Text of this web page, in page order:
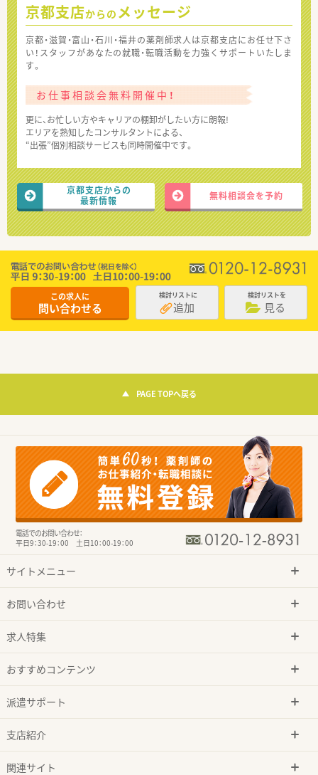
京都支店からの メッセージ
京都・滋賀・富山・石川・福井の薬剤師求人は京都支店にお任せ下さ
い！スタッフがあなたの就職・転職活動を力強くサポートいたしま
す。
お仕事相談会無料開催中！
更に、お忙しい方やキャリアの棚卸がしたい方に朗報!
エリアを熟知したコンサルタントによる、
“出張”個別相談サービスも同時開催中です。
京都支店からの
最新情報
無料相談会を予約
この求人に
問い合わせる
検討リストに
追加
検討リストを
見る
PAGE TOPへ戻る
電話でのお問い合わせ：
平日9：30-19：00 土日10：00-19：00
サイトメニュー
お問い合わせ
求人特集
おすすめコンテンツ
派遣サポート
支店紹介
関連サイト